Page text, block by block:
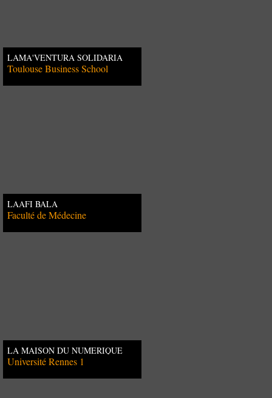
LAMA'VENTURA SOLIDARIA
Toulouse Business School
LAAFI BALA
Faculté de Médecine
LA MAISON DU NUMERIQUE
D'AGOE LOGOPE (LOME-TOGO)
Université Rennes 1